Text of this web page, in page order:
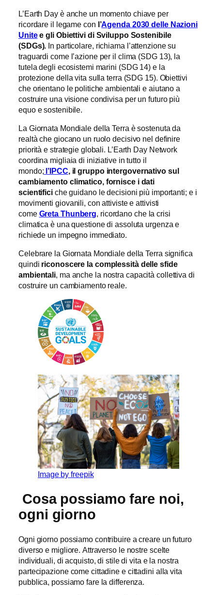
L’Earth Day è anche un momento chiave per
ricordare il legame con l’Agenda 2030 delle Nazioni
Unitee gli Obiettivi di Sviluppo Sostenibile
(SDGs). In particolare, richiama l’attenzione su
traguardi come l’azione per il clima (SDG 13), la
tutela degli ecosistemi marini (SDG 14) e la
protezione della vita sulla terra (SDG 15). Obiettivi
che orientano le politiche ambientali e aiutano a
costruire una visione condivisa per un futuro più
equo e sostenibile.
La Giornata Mondiale della Terra è sostenuta da
realtà che giocano un ruolo decisivo nel definire
priorità e strategie globali. L’Earth Day Network
coordina migliaia di iniziative in tutto il
mondo; l’IPCC, il gruppo intergovernativo sul
cambiamento climatico, fornisce i dati
scientificiche guidano le decisioni più importanti; e i
movimenti giovanili, con attiviste e attivisti
come Greta Thunberg, ricordano che la crisi
climatica è una questione di assoluta urgenza e
richiede un impegno immediato.
Celebrare la Giornata Mondiale della Terra significa
quindi riconoscere la complessità delle sfide
ambientali, ma anche la nostra capacità collettiva di
costruire un cambiamento reale.
Image by freepik
Cosa possiamo fare noi,
ogni giorno
Ogni giorno possiamo contribuire a creare un futuro
diverso e migliore. Attraverso le nostre scelte
individuali, di acquisto, di stile di vita e la nostra
partecipazione come cittadine e cittadini alla vita
pubblica, possiamo fare la differenza.